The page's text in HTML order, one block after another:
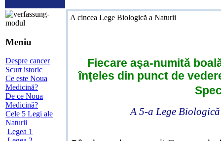
Meniu
Despre cancer
Scurt istoric
Ce este Noua
Medicină?
De ce Noua
Medicină?
Cele 5 Legi ale
Naturii
Legea 1
A cincea Lege Biologică a Naturii
Fiecare aşa-numită
înţeles din punct de
A 5-a Lege